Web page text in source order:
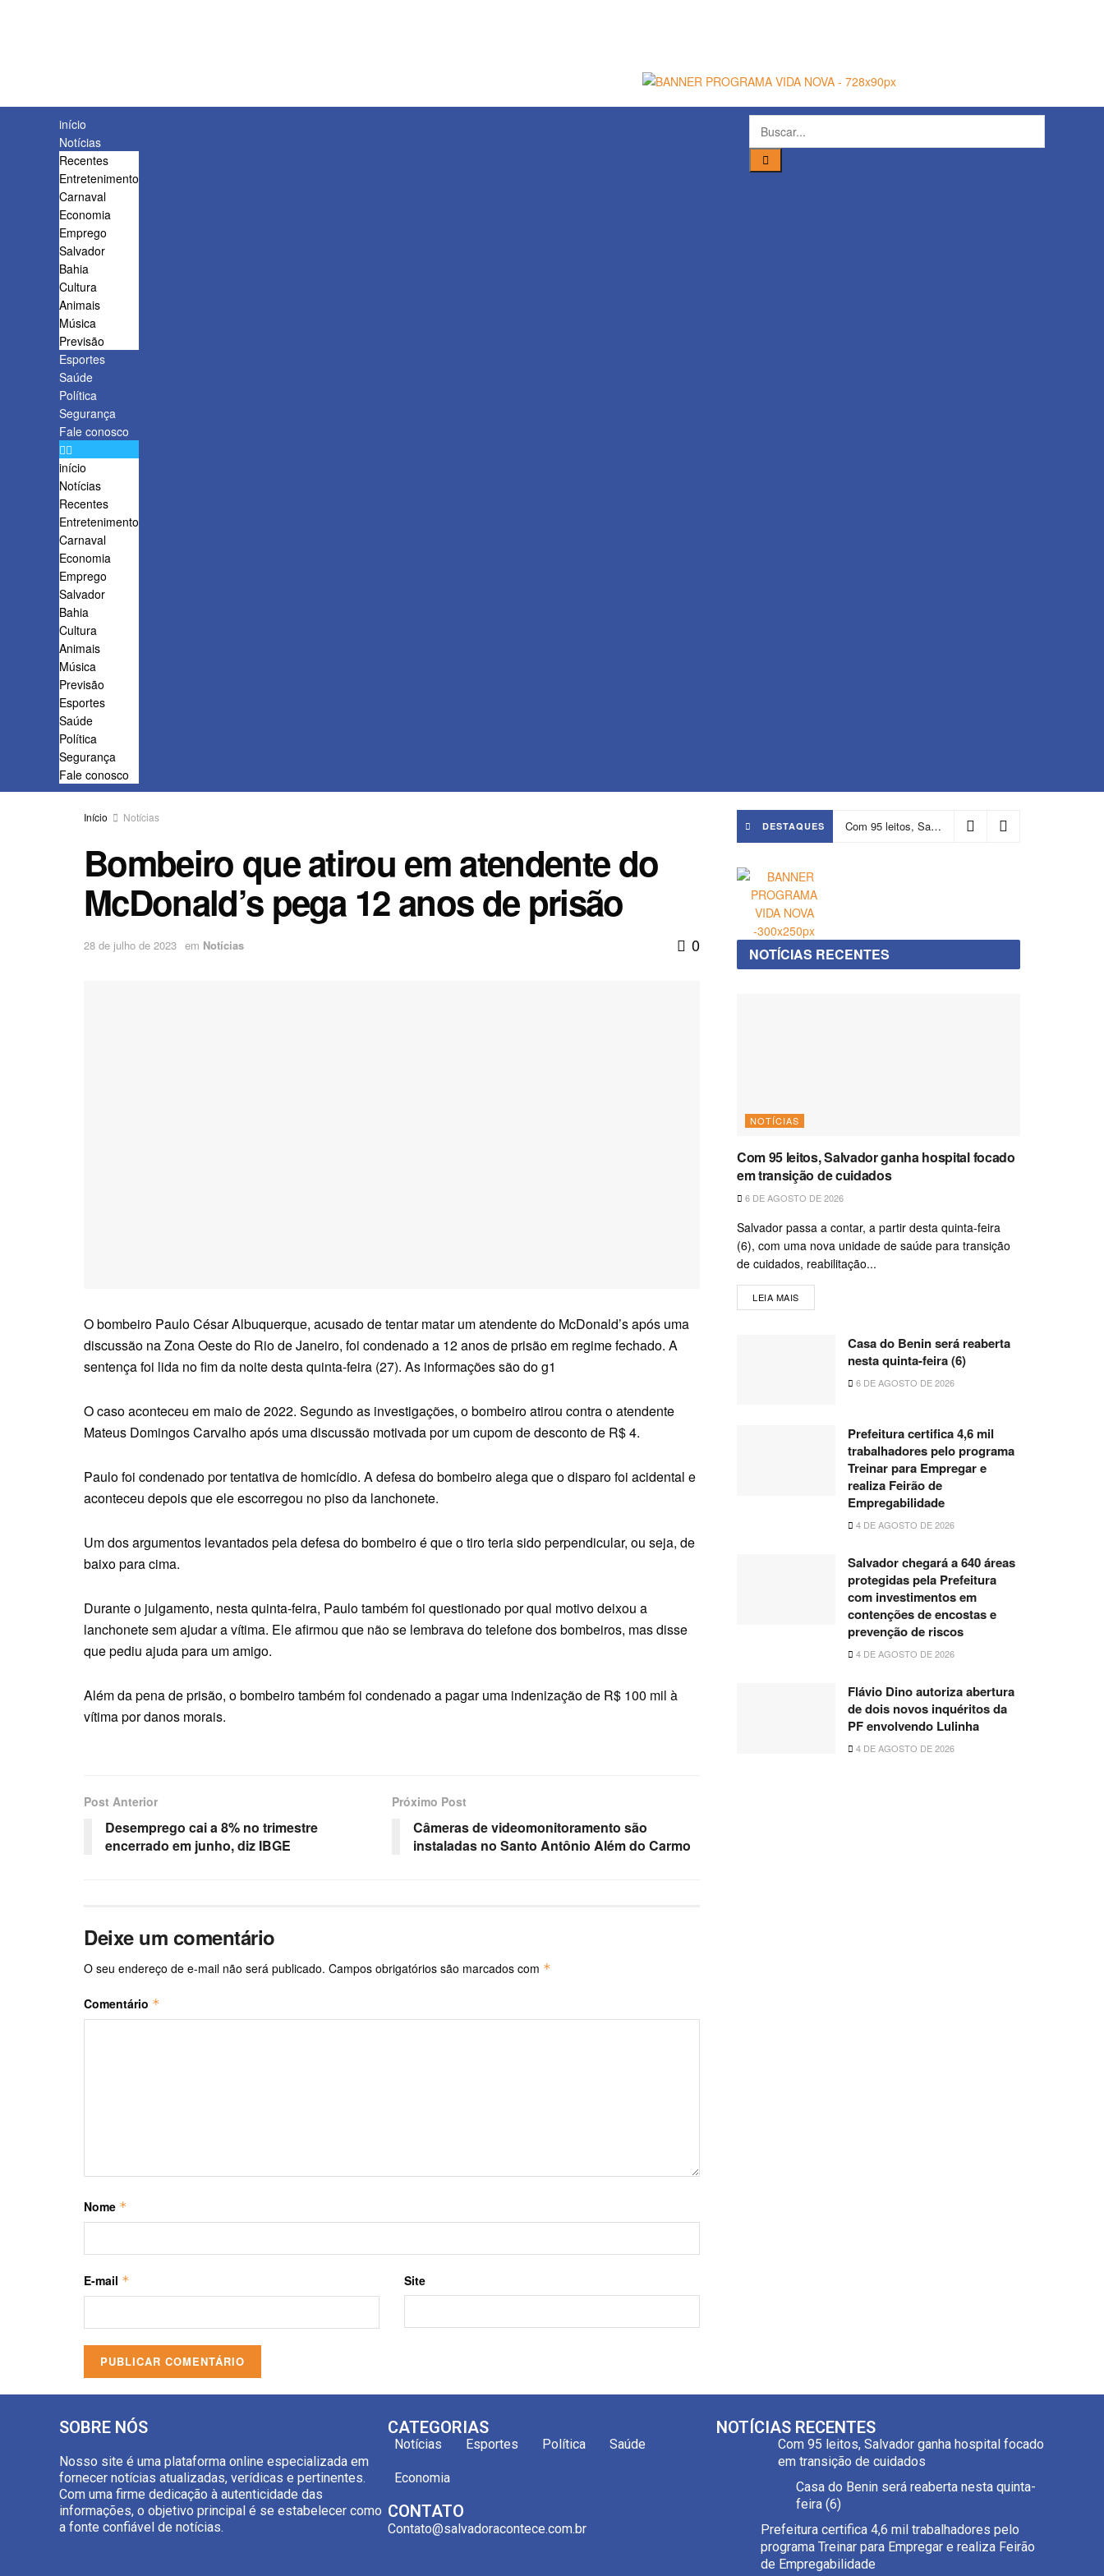
início
Notícias
Recentes
Entretenimento
Carnaval
Economia
Emprego
Salvador
Bahia
Cultura
Animais
Música
Previsão
Esportes
Saúde
Política
Segurança
Fale conosco
início
Notícias
Recentes
Entretenimento
Carnaval
Economia
Emprego
Salvador
Bahia
Cultura
Animais
Música
Previsão
Esportes
Saúde
Política
Segurança
Fale conosco
Início Notícias
Bombeiro que atirou em atendente do
McDonald’s pega 12 anos de prisão
28 de julho de 2023 em Notícias 0
O bombeiro Paulo César Albuquerque, acusado de tentar matar um atendente do McDonald’s após uma
discussão na Zona Oeste do Rio de Janeiro, foi condenado a 12 anos de prisão em regime fechado. A
sentença foi lida no fim da noite desta quinta-feira (27). As informações são do g1
O caso aconteceu em maio de 2022. Segundo as investigações, o bombeiro atirou contra o atendente
Mateus Domingos Carvalho após uma discussão motivada por um cupom de desconto de R$ 4.
Paulo foi condenado por tentativa de homicídio. A defesa do bombeiro alega que o disparo foi acidental e
aconteceu depois que ele escorregou no piso da lanchonete.
Um dos argumentos levantados pela defesa do bombeiro é que o tiro teria sido perpendicular, ou seja, de
baixo para cima.
Durante o julgamento, nesta quinta-feira, Paulo também foi questionado por qual motivo deixou a
lanchonete sem ajudar a vítima. Ele afirmou que não se lembrava do telefone dos bombeiros, mas disse
que pediu ajuda para um amigo.
Além da pena de prisão, o bombeiro também foi condenado a pagar uma indenização de R$ 100 mil à
vítima por danos morais.
Post Anterior
Desemprego cai a 8% no trimestre
encerrado em junho, diz IBGE
Próximo Post
Câmeras de videomonitoramento são
instaladas no Santo Antônio Além do Carmo
Deixe um comentário
O seu endereço de e-mail não será publicado. Campos obrigatórios são marcados com *
Comentário *
Nome *
E-mail * Site
DESTAQUES Com 95 leitos, Salvador ganha hospital focado em transição de cuidados
NOTÍCIAS RECENTES
NOTÍCIAS
Com 95 leitos, Salvador ganha hospital focado
em transição de cuidados
6 DE AGOSTO DE 2026
Salvador passa a contar, a partir desta quinta-feira
(6), com uma nova unidade de saúde para transição
de cuidados, reabilitação...
LEIA MAIS
Casa do Benin será reaberta
nesta quinta-feira (6)
6 DE AGOSTO DE 2026
Prefeitura certifica 4,6 mil
trabalhadores pelo programa
Treinar para Empregar e
realiza Feirão de
Empregabilidade
4 DE AGOSTO DE 2026
Salvador chegará a 640 áreas
protegidas pela Prefeitura
com investimentos em
contenções de encostas e
prevenção de riscos
4 DE AGOSTO DE 2026
Flávio Dino autoriza abertura
de dois novos inquéritos da
PF envolvendo Lulinha
4 DE AGOSTO DE 2026
SOBRE NÓS
Nosso site é uma plataforma online especializada em
fornecer notícias atualizadas, verídicas e pertinentes.
Com uma firme dedicação à autenticidade das
informações, o objetivo principal é se estabelecer como
a fonte confiável de notícias.
CATEGORIAS
Notícias Esportes Política Saúde
Economia
CONTATO
Contato@salvadoracontece.com.br
NOTÍCIAS RECENTES
Com 95 leitos, Salvador ganha hospital focado
em transição de cuidados
Casa do Benin será reaberta nesta quinta-
feira (6)
Prefeitura certifica 4,6 mil trabalhadores pelo
programa Treinar para Empregar e realiza Feirão
de Empregabilidade